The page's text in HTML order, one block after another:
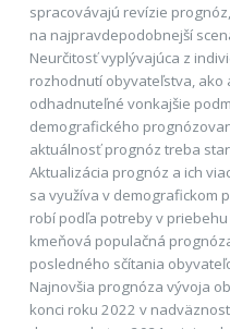
spracovávajú revízie
na najpravdepodobnejší
Neurčitosť vyplývajúca z
rozhodnutí obyvateľstva, ako
odhadnuteľné vonkajšie
demografického
aktuálnosť prognóz treba
Aktualizácia prognóz a ich
sa využíva v demografickom
robí podľa potreby v
kmeňová populačná
posledného sčítania
Najnovšia prognóza vývoja
konci roku 2022 v